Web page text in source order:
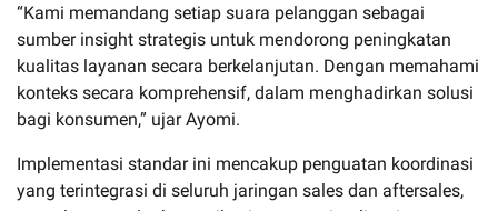
“Kami memandang setiap suara pelanggan sebagai
sumber insight strategis untuk mendorong peningkatan
kualitas layanan secara berkelanjutan. Dengan memahami
konteks secara komprehensif, dalam menghadirkan solusi
bagi konsumen,” ujar Ayomi.
Implementasi standar ini mencakup penguatan koordinasi
yang terintegrasi di seluruh jaringan sales dan aftersales,